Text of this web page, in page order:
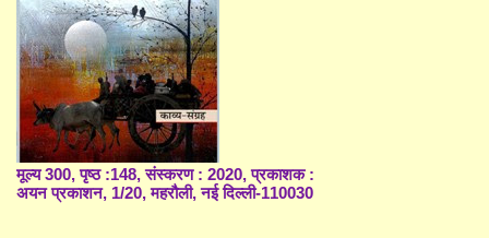
मूल्य 300, पृष्ठ :148, संस्करण : 2020, प्रकाशक :
अयन प्रकाशन, 1/20, महरौली, नई दिल्ली-110030